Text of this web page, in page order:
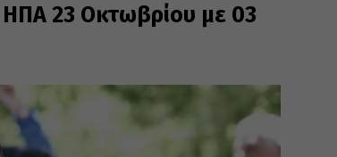
ΗΠΑ 23 Οκτωβρίου με 03